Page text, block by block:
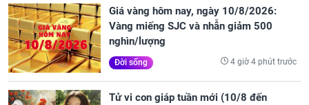
Giá vàng hôm nay, ngày 10/8/2026:
Vàng miếng SJC và nhẫn giảm 500
nghìn/lượng
Đời sống 4 giờ 4 phút trước
Tử vi con giáp tuần mới (10/8 đến